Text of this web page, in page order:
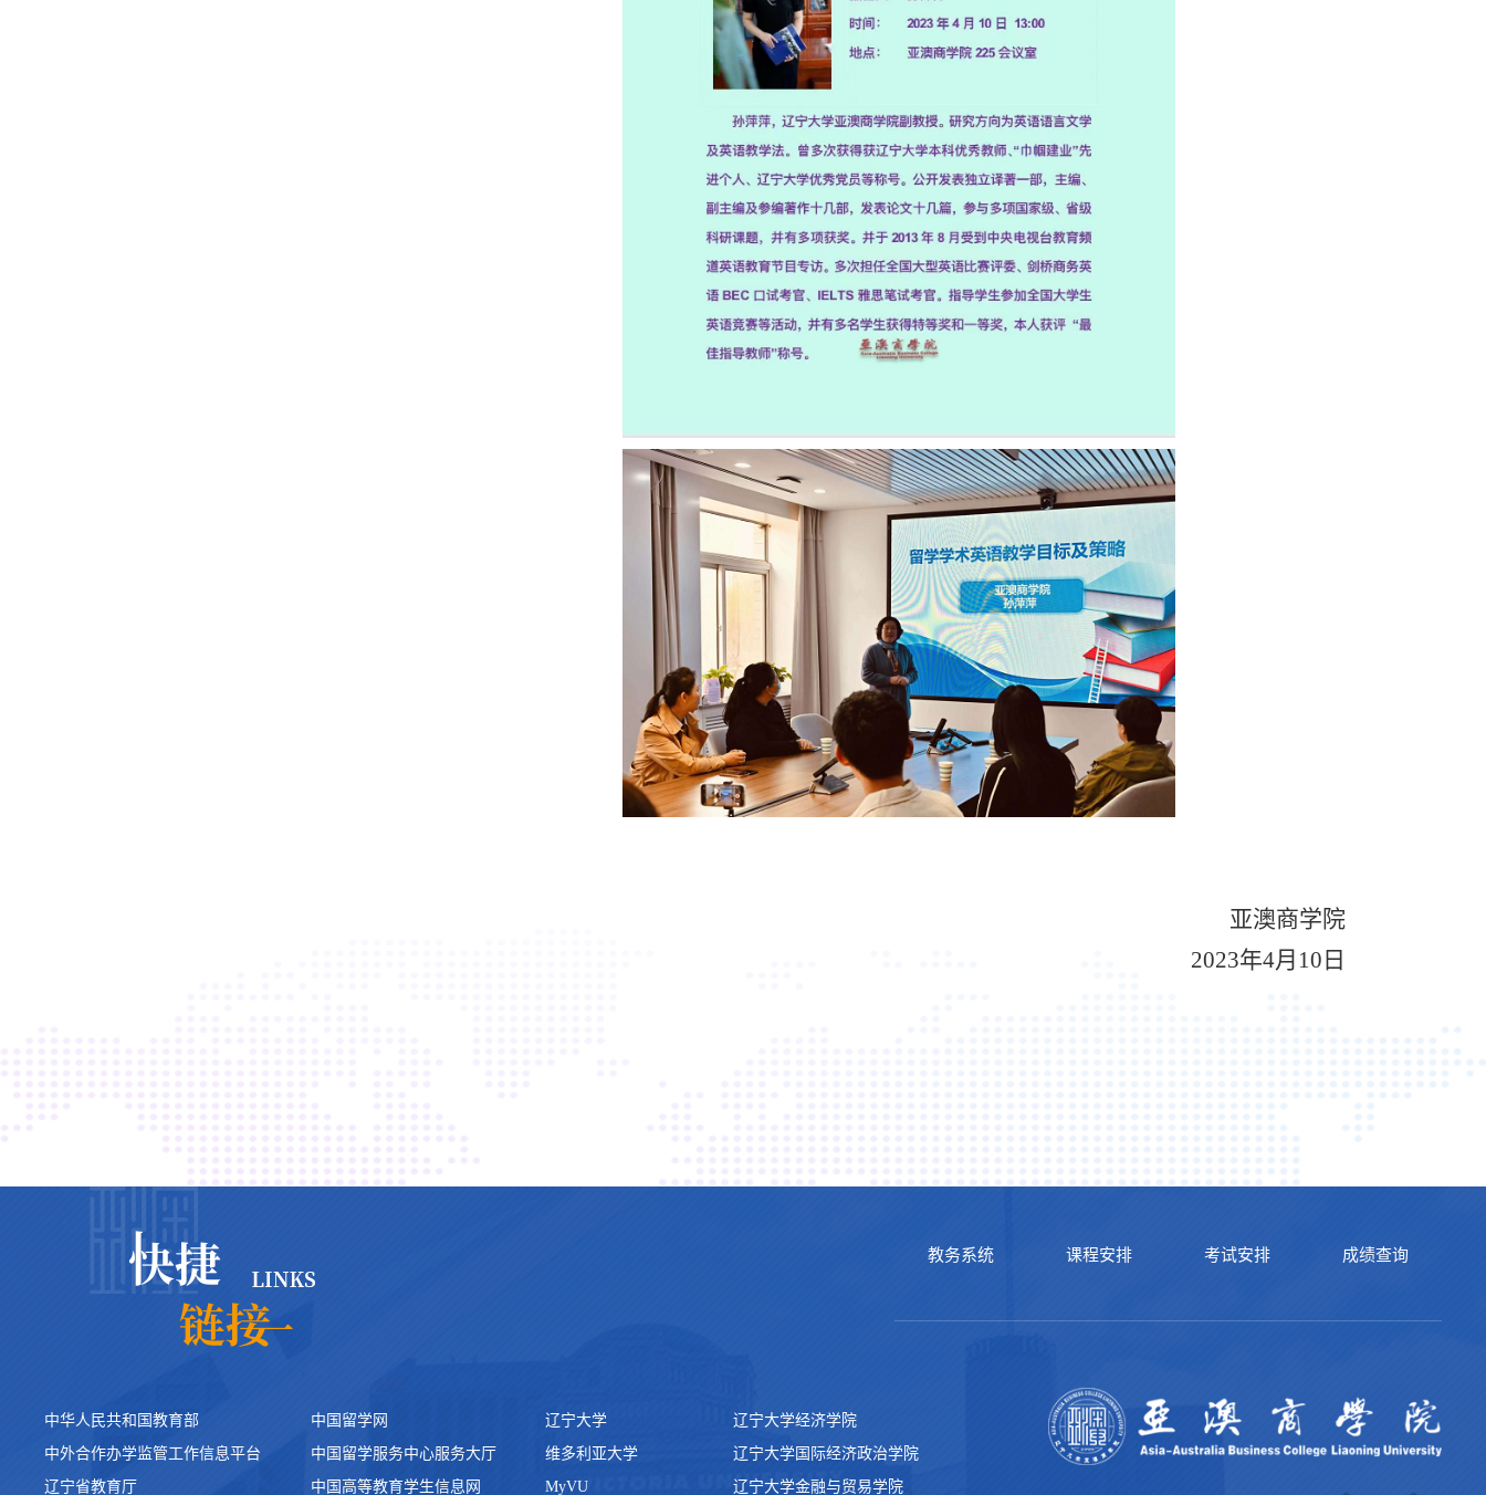
亚澳商学院
2023年4月 10 日
教务系统 课程安排 考试安排 成绩查询
中华人民共和国教育部
中外合作办学监管工作信息平台
辽宁省教育厅
中国留学网
中国留学服务中心服务大厅
中国高等教育学生信息网
辽宁大学
维多利亚大学
MyVU
辽宁大学经济学院
辽宁大学国际经济政治学院
辽宁大学金融与贸易学院